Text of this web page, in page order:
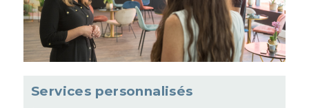
Services personnalisés